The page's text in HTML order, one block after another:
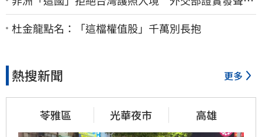
了：持續交涉聯繫
杜金龍點名：「這檔權值股」千萬別長抱
熱搜新聞 更多
苓雅區 光華夜市 高雄